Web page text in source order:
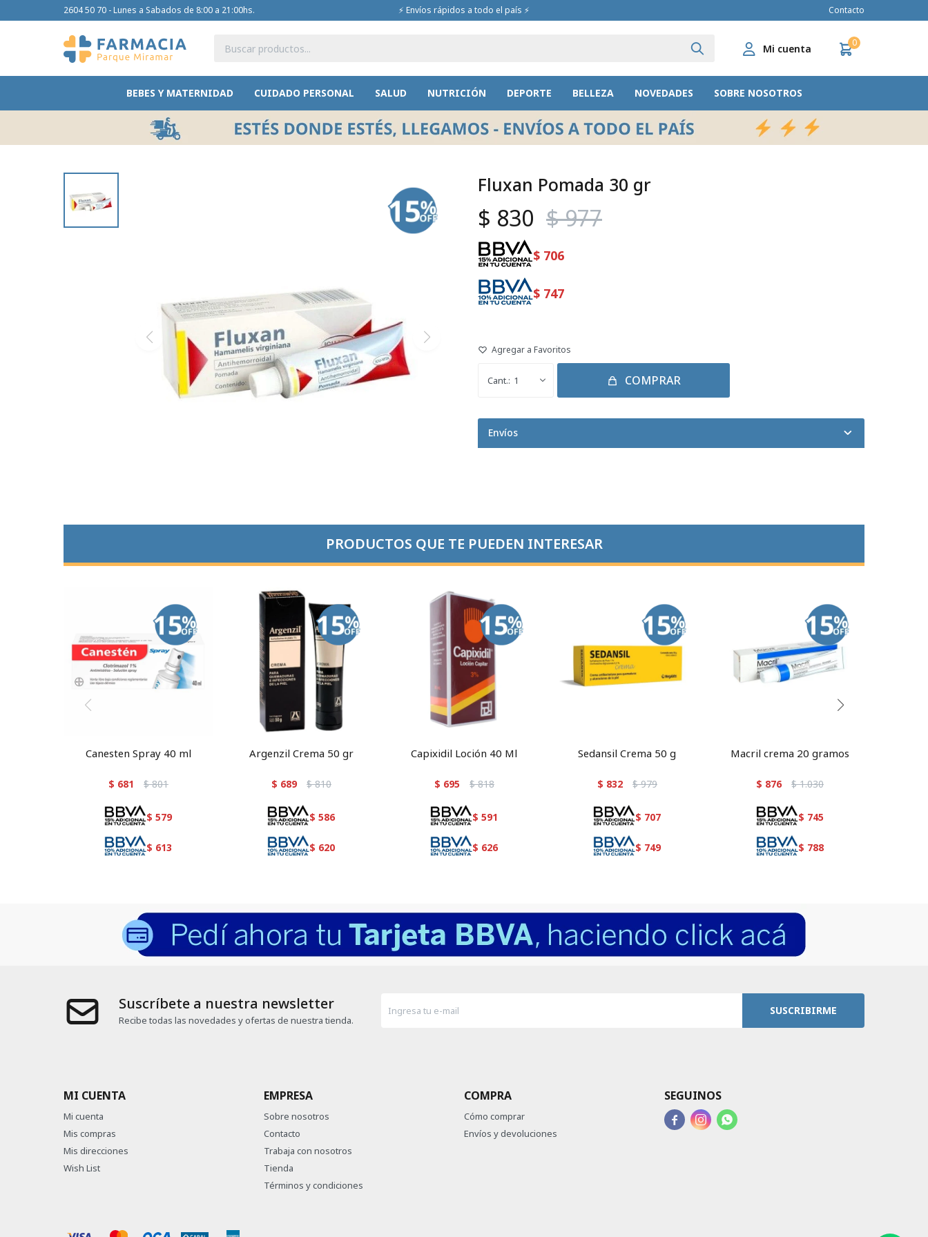
BEBES Y MATERNIDAD CUIDADO PERSONAL SALUD NUTRICIÓN DEPORTE BELLEZA NOVEDADES SOBRE NOSOTROS
0
2604 50 70 - Lunes a Sabados de 8:00 a 21:00hs. ⚡ Envíos rápidos a todo el país ⚡ Contacto
Fluxan Pomada 30 gr
$ 830 $977
$ 706
$ 747
1 COMPRAR
Envíos
PRODUCTOS QUE TE PUEDEN INTERESAR
Canesten Spray 40 ml
$ 681 $ 801
$ 579
$ 613
Argenzil Crema 50 gr
$ 689 $ 810
$ 586
$ 620
Capixidil Loción 40 Ml
$ 695 $ 818
$ 591
$ 626
Sedansil Crema 50 g
$ 832 $ 979
$ 707
$ 749
Macril crema 20 gramos
$ 876 $ 1.030
$ 745
$ 788
Suscríbete a nuestra newsletter
Recibe todas las novedades y ofertas de nuestra tienda.
SUSCRIBIRME
MI CUENTA
Mi cuenta
Mis compras
Mis direcciones
Wish List
EMPRESA
Sobre nosotros
Contacto
Trabaja con nosotros
Tienda
Términos y condiciones
COMPRA
Cómo comprar
Envíos y devoluciones
SEGUINOS
  